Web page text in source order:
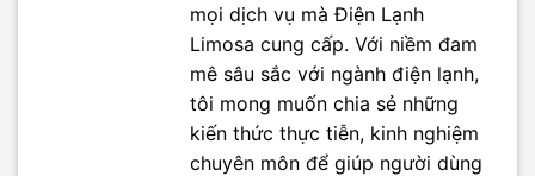
mọi dịch vụ mà Điện Lạnh
Limosa cung cấp. Với niềm đam
mê sâu sắc với ngành điện lạnh,
tôi mong muốn chia sẻ những
kiến thức thực tiễn, kinh nghiệm
chuyên môn để giúp người dùng